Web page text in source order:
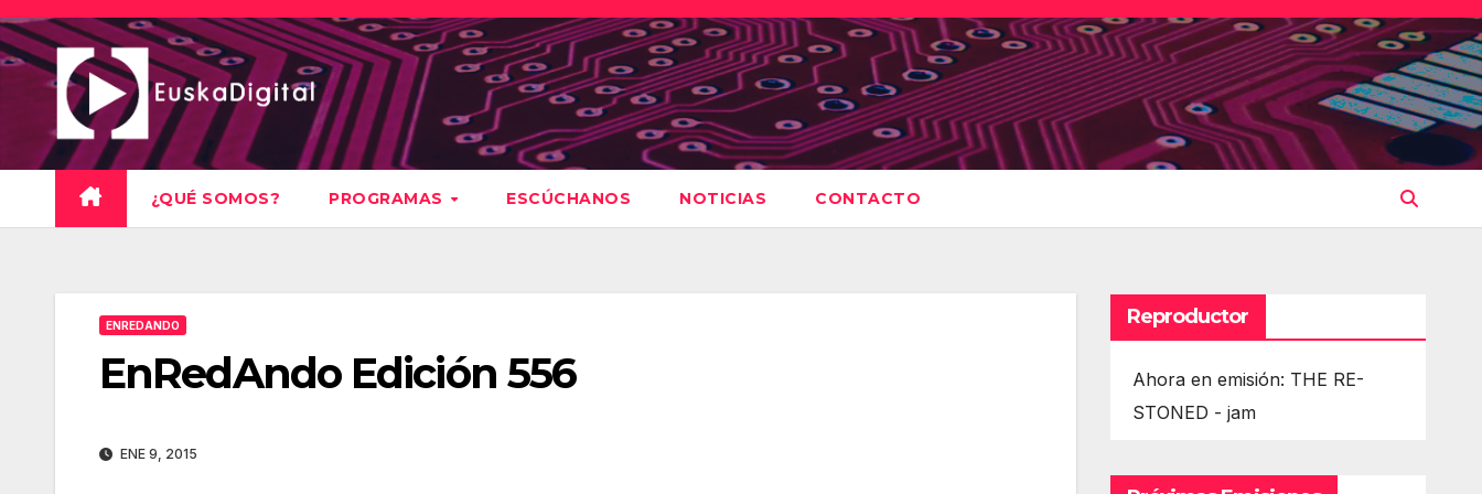
Saltar
al
contenido
¿QUÉ SOMOS? PROGRAMAS ESCÚCHANOS NOTICIAS CONTACTO
ENREDANDO
EnRedAndo Edición 556
ENE 9, 2015
Reproductor
Ahora en emisión: THE RE-
STONED - jam